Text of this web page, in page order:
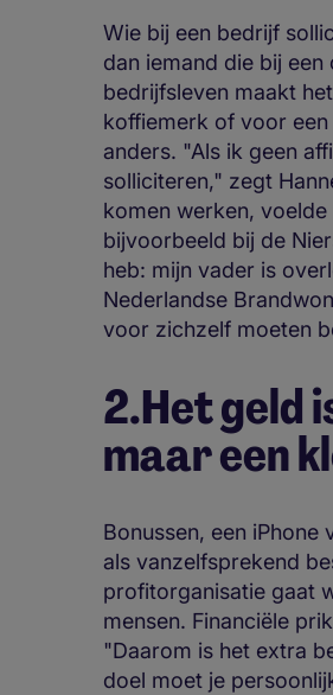
Wie bij een bedrijf
dan iemand die bij
bedrijfsleven maakt
koffiemerk of voor
anders. "Als ik geen
solliciteren," zegt
komen werken,
bijvoorbeeld bij de
heb: mijn vader is
Nederlandse
voor zichzelf moeten
2.Het geld
maar een
Bonussen, een
als vanzelfsprekend
profitorganisatie gaat
mensen. Financiële
"Daarom is het extra
doel moet je